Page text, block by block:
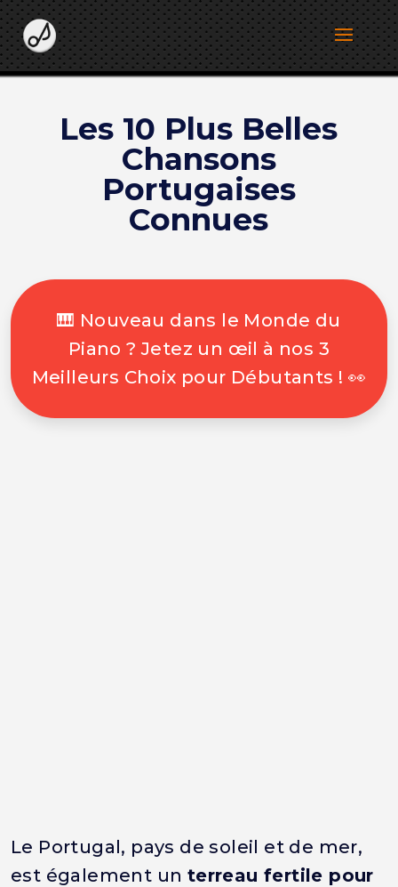
Les 10 Plus Belles
Chansons
Portugaises
Connues
🎹 Nouveau dans le Monde du
Piano ? Jetez un œil à nos 3
Meilleurs Choix pour Débutants ! 👀
Le Portugal, pays de soleil et de mer,
est également un terreau fertile pour